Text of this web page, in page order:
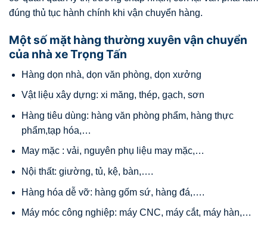
đúng thủ tục hành chính khi vận chuyển hàng.
Một số mặt hàng thường xuyên vận chuyển
của nhà xe Trọng Tấn
Hàng dọn nhà, dọn văn phòng, dọn xưởng
Vật liệu xây dựng: xi măng, thép, gạch, sơn
Hàng tiêu dùng: hàng văn phòng phẩm, hàng thực
phẩm,tạp hóa,…
May mặc : vải, nguyên phụ liệu may mặc,…
Nội thất: giường, tủ, kệ, bàn,….
Hàng hóa dễ vỡ: hàng gốm sứ, hàng đá,….
Máy móc công nghiệp: máy CNC, máy cắt, máy hàn,…